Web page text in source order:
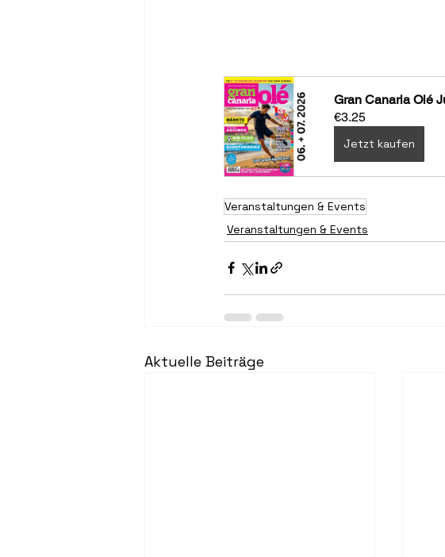
Gran Canaria Olé
€3.25
Jetzt kaufen
Veranstaltungen & Events
Veranstaltungen & Events
Aktuelle Beiträge